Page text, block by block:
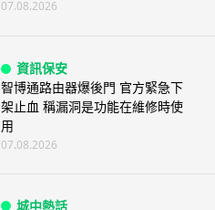
07.08.2026
資訊保安
智博通路由器爆後門 官方緊急下
架止血 稱漏洞是功能在維修時使
用
07.08.2026
城中熱話